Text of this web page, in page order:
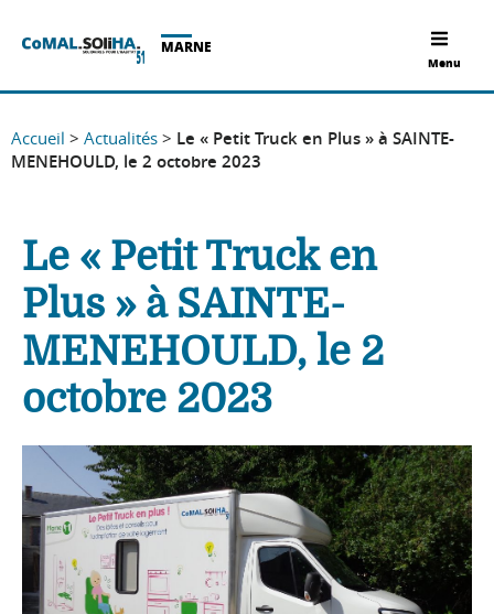
Menu
MARNE
Accueil > Actualités > Le « Petit Truck en Plus » à SAINTE-
MENEHOULD, le 2 octobre 2023
Le « Petit Truck en
Plus » à SAINTE-
MENEHOULD, le 2
octobre 2023